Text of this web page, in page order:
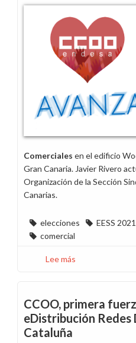
de
las
elecciones
sindicales
en
Endesa
Generación
Madrid
Comerciales en el edificio
Gran Canaria. Javier Rivero
Organización de la Sección
Canarias.
elecciones EESS 2021
comercial
Lee más
las
elecciones
de
CCOO, primera
eDistribución Redes
Cataluña